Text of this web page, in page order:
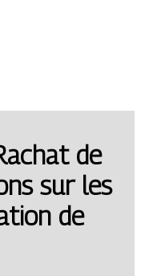
de
sur les
de